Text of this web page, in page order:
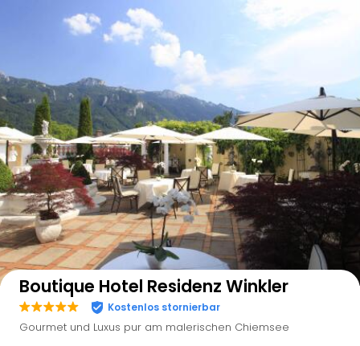
Auf der Karte anzeigen
Boutique Hotel Residenz Winkler
Kostenlos stornierbar
Gourmet und Luxus pur am malerischen Chiemsee